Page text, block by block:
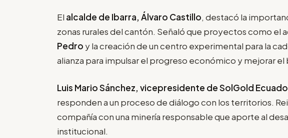
El alcalde de Ibarra, Álvaro Castillo, destacó la
zonas rurales del cantón. Señaló que proyectos como el
Pedro y la creación de un centro experimental para la
alianza para impulsar el progreso económico y mejorar
Luis Mario Sánchez, vicepresidente de SolGold
responden a un proceso de diálogo con los territorios.
compañía con una minería responsable que aporte al
institucional.